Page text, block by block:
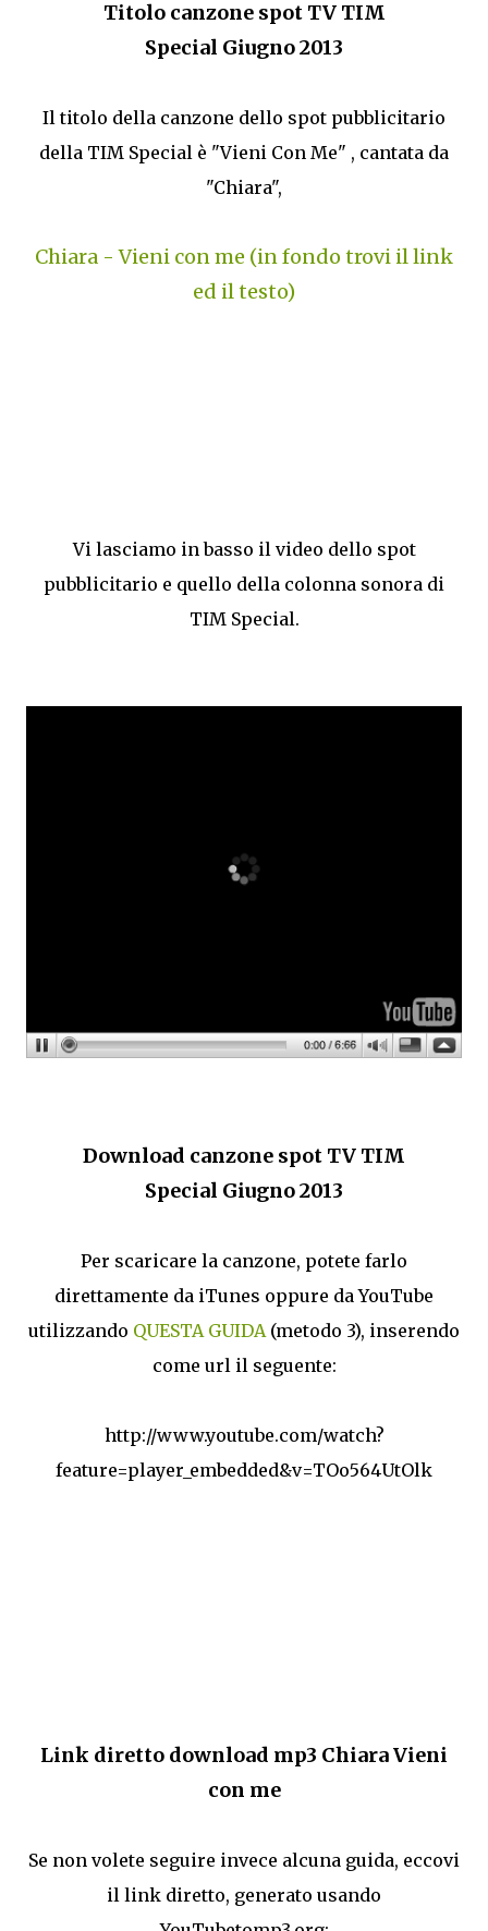
Titolo canzone spot TV TIM
Special Giugno 2013
Il titolo della canzone dello spot pubblicitario
della TIM Special è "Vieni Con Me" , cantata da
"Chiara",
Chiara - Vieni con me (in fondo trovi il link
ed il testo)
Vi lasciamo in basso il video dello spot
pubblicitario e quello della colonna sonora di
TIM Special.
Download canzone spot TV TIM
Special Giugno 2013
Per scaricare la canzone, potete farlo
direttamente da iTunes oppure da YouTube
utilizzando QUESTA GUIDA (metodo 3), inserendo
come url il seguente:
http://www.youtube.com/watch?
feature=player_embedded&v=TOo564UtOlk
Link diretto download mp3 Chiara Vieni
con me
Se non volete seguire invece alcuna guida, eccovi
il link diretto, generato usando